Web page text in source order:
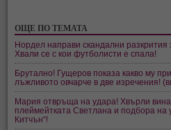
ОЩЕ ПО ТЕМАТА
Нордел направи скандални разкрития
Хвали се с кои футболисти е спала!
Брутално! Гущеров показа какво му
лъжливото овчарче в две изречения!
Мария отвръща на удара! Хвърли
плеймейтката Светлана и подбора на
Китчън“!